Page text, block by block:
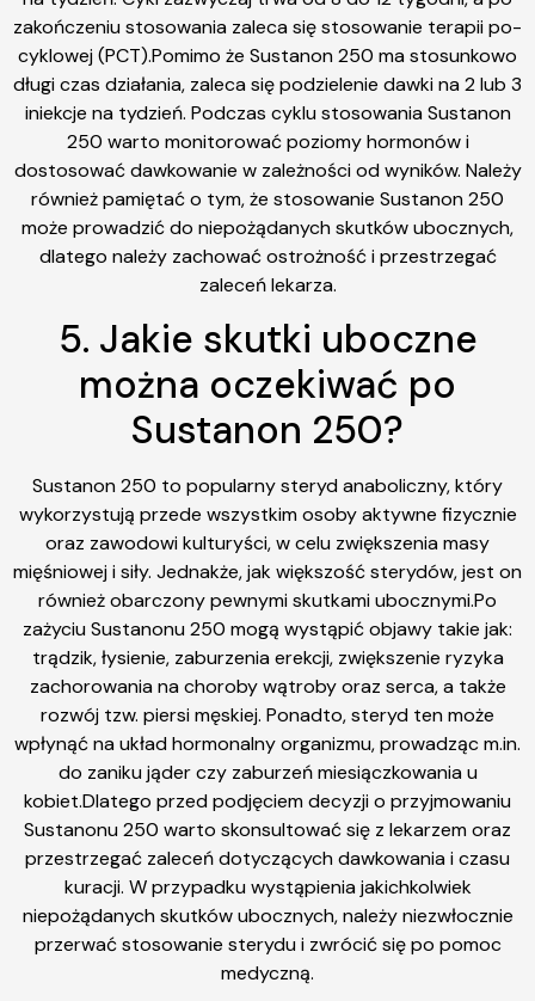
zakończeniu stosowania zaleca się stosowanie terapii po-
cyklowej (PCT).Pomimo że Sustanon 250 ma stosunkowo
długi czas działania, zaleca się podzielenie dawki na 2 lub 3
iniekcje na tydzień. Podczas cyklu stosowania Sustanon
250 warto monitorować poziomy hormonów i
dostosować dawkowanie w zależności od wyników. Należy
również pamiętać o tym, że stosowanie Sustanon 250
może prowadzić do niepożądanych skutków ubocznych,
dlatego należy zachować ostrożność i przestrzegać
zaleceń lekarza.
5. Jakie skutki uboczne
można oczekiwać po
Sustanon 250?
Sustanon 250 to popularny steryd anaboliczny, który
wykorzystują przede wszystkim osoby aktywne fizycznie
oraz zawodowi kulturyści, w celu zwiększenia masy
mięśniowej i siły. Jednakże, jak większość sterydów, jest on
również obarczony pewnymi skutkami ubocznymi.Po
zażyciu Sustanonu 250 mogą wystąpić objawy takie jak:
trądzik, łysienie, zaburzenia erekcji, zwiększenie ryzyka
zachorowania na choroby wątroby oraz serca, a także
rozwój tzw. piersi męskiej. Ponadto, steryd ten może
wpłynąć na układ hormonalny organizmu, prowadząc m.in.
do zaniku jąder czy zaburzeń miesiączkowania u
kobiet.Dlatego przed podjęciem decyzji o przyjmowaniu
Sustanonu 250 warto skonsultować się z lekarzem oraz
przestrzegać zaleceń dotyczących dawkowania i czasu
kuracji. W przypadku wystąpienia jakichkolwiek
niepożądanych skutków ubocznych, należy niezwłocznie
przerwać stosowanie sterydu i zwrócić się po pomoc
medyczną.